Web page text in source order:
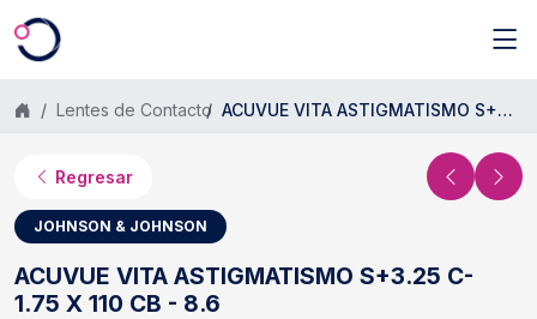
Saltar al contenido principal
Lentes de Contacto ACUVUE VITA ASTIGMATISMO S+3.25 C- 1.75 X 110 CB - 8.6
Regresar
JOHNSON & JOHNSON
ACUVUE VITA ASTIGMATISMO S+3.25 C-
1.75 X 110 CB - 8.6